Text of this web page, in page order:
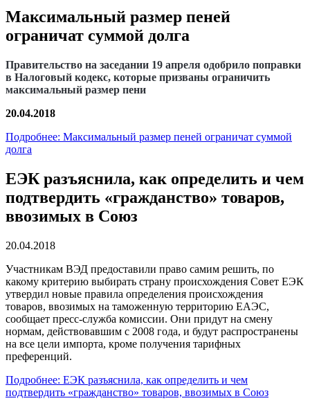
Максимальный размер пеней
ограничат суммой долга
Правительство на заседании 19 апреля одобрило поправки
в Налоговый кодекс, которые призваны ограничить
максимальный размер пени
20.04.2018
Подробнее: Максимальный размер пеней ограничат суммой
долга
ЕЭК разъяснила, как определить и чем
подтвердить «гражданство» товаров,
ввозимых в Союз
20.04.2018
Участникам ВЭД предоставили право самим решить, по
какому критерию выбирать страну происхождения Совет ЕЭК
утвердил новые правила определения происхождения
товаров, ввозимых на таможенную территорию ЕАЭС,
сообщает пресс-служба комиссии. Они придут на смену
нормам, действовавшим с 2008 года, и будут распространены
на все цели импорта, кроме получения тарифных
преференций.
Подробнее: ЕЭК разъяснила, как определить и чем
подтвердить «гражданство» товаров, ввозимых в Союз